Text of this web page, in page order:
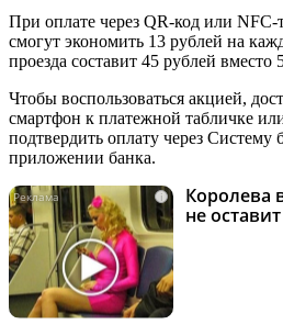
При оплате через QR-код или
смогут экономить 13 рублей на
проезда составит 45 рублей вместо
Чтобы воспользоваться акцией,
смартфон к платежной табличке
подтвердить оплату через Систему
приложении банка.
i
Королева
не